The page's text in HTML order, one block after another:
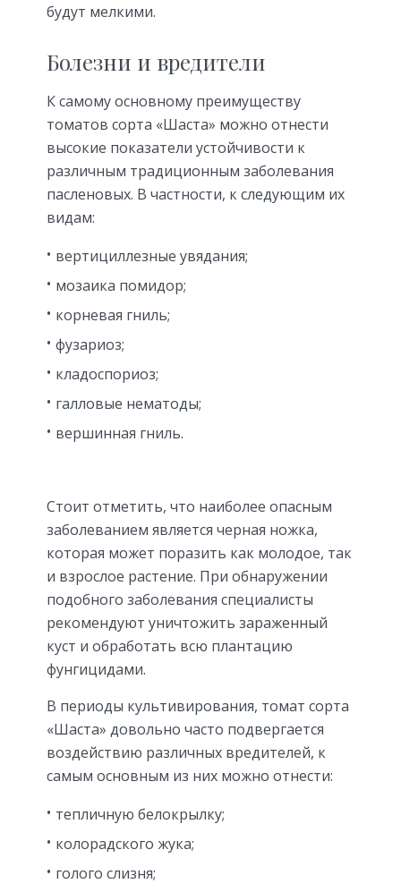
будут мелкими.
Болезни и вредители
К самому основному преимуществу
томатов сорта «Шаста» можно отнести
высокие показатели устойчивости к
различным традиционным заболевания
пасленовых. В частности, к следующим их
видам:
вертициллезные увядания;
мозаика помидор;
корневая гниль;
фузариоз;
кладоспориоз;
галловые нематоды;
вершинная гниль.
Стоит отметить, что наиболее опасным
заболеванием является черная ножка,
которая может поразить как молодое, так
и взрослое растение. При обнаружении
подобного заболевания специалисты
рекомендуют уничтожить зараженный
куст и обработать всю плантацию
фунгицидами.
В периоды культивирования, томат сорта
«Шаста» довольно часто подвергается
воздействию различных вредителей, к
самым основным из них можно отнести:
тепличную белокрылку;
колорадского жука;
голого слизня;